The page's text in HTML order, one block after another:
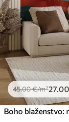
45.00€/m²27.00